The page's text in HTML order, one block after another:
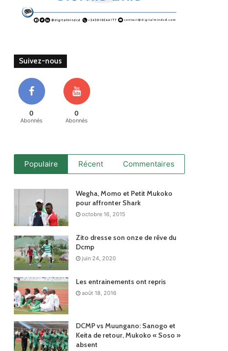
Suivez-nous
0
Abonnés
0
Abonnés
Populaire Récent Commentaires
Wegha, Momo et Petit Mukoko
pour affronter Shark
octobre 16, 2015
Zito dresse son onze de rêve du
Dcmp
juin 24, 2020
Les entrainements ont repris
août 18, 2016
DCMP vs Muungano: Sanogo et
Keita de retour, Mukoko « Soso »
absent